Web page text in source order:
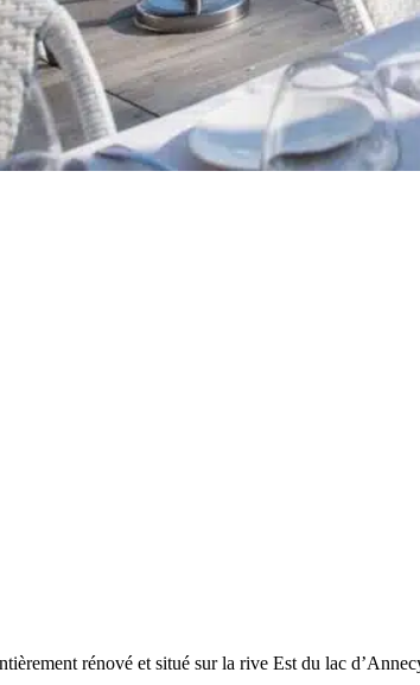
rénové et situé sur la rive Est du lac